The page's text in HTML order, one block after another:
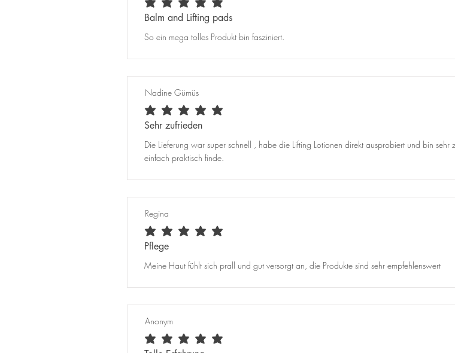
durchschnittliches Rating ist 5 von 5
Balm and Lifting pads
So ein mega tolles Produkt bin fasziniert.
Nadine Gümüs
durchschnittliches Rating ist 5 von 5
Sehr zufrieden
Die Lieferung war super schnell , habe die Lifting Lotionen direkt ausprobiert und bin
einfach praktisch finde.
Regina
durchschnittliches Rating ist 5 von 5
Pflege
Meine Haut fühlt sich prall und gut versorgt an, die Produkte sind sehr empfehlenswert
Anonym
durchschnittliches Rating ist 5 von 5